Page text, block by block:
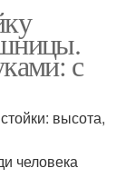
с
высота,
человека